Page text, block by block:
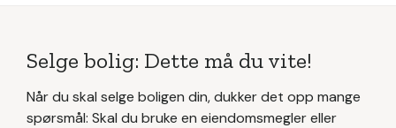
Selge bolig: Dette må du vite!
Når du skal selge boligen din, dukker det opp mange
spørsmål: Skal du bruke en eiendomsmegler eller